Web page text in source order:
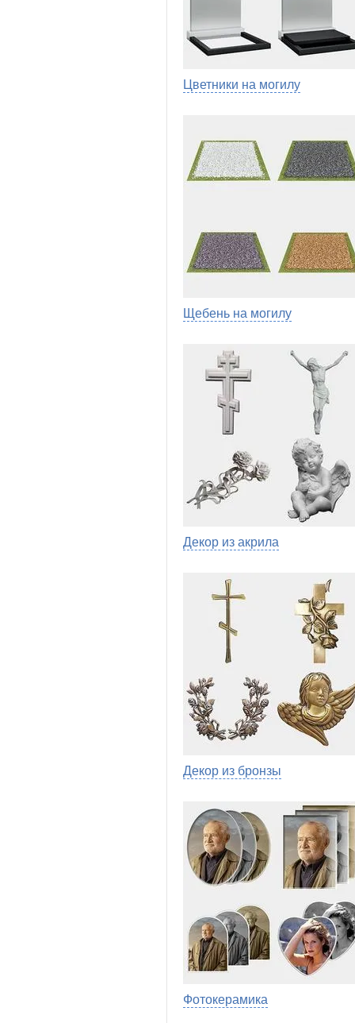
Цветники на могилу
Щебень на могилу
Декор из акрила
Декор из бронзы
Фотокерамика